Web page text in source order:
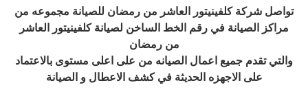
تواصل شركة كلفينيتور العاشر من رمضان للصيانة مجموعه من
مراكز الصيانة في رقم الخط الساخن لصيانة كلفينيتور العاشر
من رمضان
والتي تقدم جميع اعمال الصيانه من على اعلى مستوى بالاعتماد
على الاجهزه الحديثة في كشف الاعطال و الصيانة